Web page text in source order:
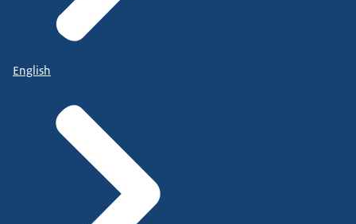
English